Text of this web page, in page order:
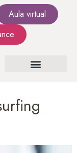
Aula virtual